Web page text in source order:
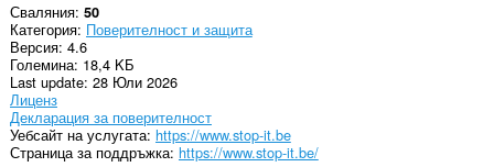
Сваляния 50
Категория Поверителност и защита
Версия 4.6
Големина 18,4 KБ
Last update 28 Юли 2026
Лиценз
Декларация за поверителност
Уебсайт на услугата https://www.stop-it.be
Страница за поддръжка https://www.stop-it.be/